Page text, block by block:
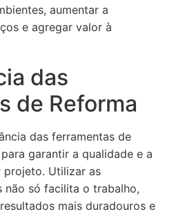
aumentar a
e agregar valor à
das
de Reforma
das ferramentas de
garantir a qualidade e a
projeto. Utilizar as
não só facilita o trabalho,
mais duradouros e